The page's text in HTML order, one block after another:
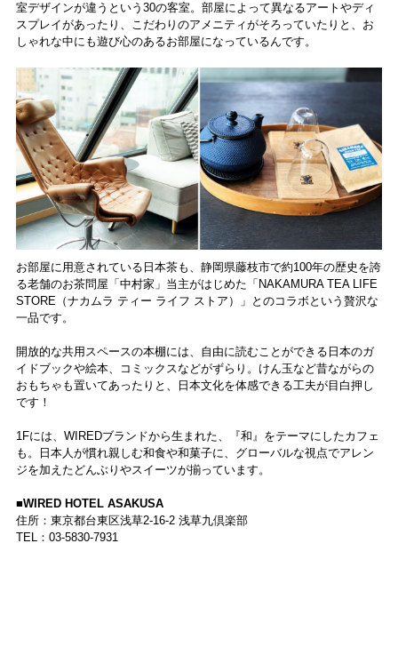
室デザインが違うという30の客室。部屋によって異なるアートやディ
スプレイがあったり、こだわりのアメニティがそろっていたりと、お
しゃれな中にも遊び心のあるお部屋になっているんです。
お部屋に用意されている日本茶も、静岡県藤枝市で約100年の歴史を誇
る老舗のお茶問屋「中村家」当主がはじめた「NAKAMURA TEA LIFE
STORE（ナカムラ ティー ライフ ストア）」とのコラボという贅沢な
一品です。
開放的な共用スペースの本棚には、自由に読むことができる日本のガ
イドブックや絵本、コミックスなどがずらり。けん玉など昔ながらの
おもちゃも置いてあったりと、日本文化を体感できる工夫が目白押し
です！
1Fには、WIREDブランドから生まれた、『和』をテーマにしたカフェ
も。日本人が慣れ親しむ和食や和菓子に、グローバルな視点でアレン
ジを加えたどんぶりやスイーツが揃っています。
■WIRED HOTEL ASAKUSA
住所：東京都台東区浅草2-16-2 浅草九倶楽部
TEL：03-5830-7931